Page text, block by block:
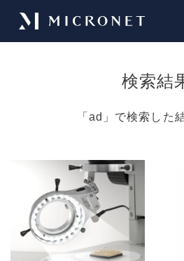
検索結
「 ad 」で検索した